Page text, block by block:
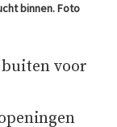
binnen. Foto
voor